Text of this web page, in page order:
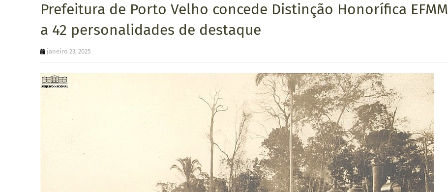
Prefeitura de Porto Velho concede Distinção Honorífica EFMM
a 42 personalidades de destaque
janeiro 23, 2025